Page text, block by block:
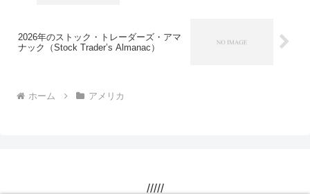
2026年のストック・トレーダーズ・アマ
ナック（Stock Trader’s Almanac）
ホーム アメリカ
/////